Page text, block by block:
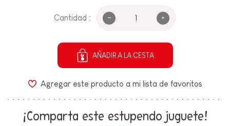
Cantidad : - +
AÑADIR A LA CESTA
Agregar este producto a mi lista de favoritos
¡Comparta este estupendo juguete!